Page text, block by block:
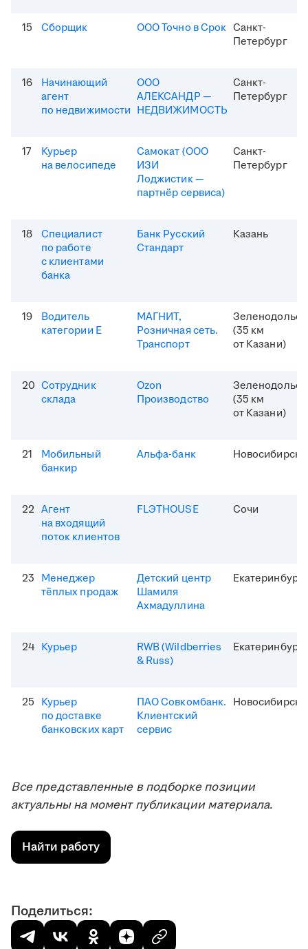
15 Сборщик ООО Точно в Срок Санкт-
Петербург
16
Начинающий
агент
по недвижимости
ООО
АЛЕКСАНДР —
НЕДВИЖИМОСТЬ
Санкт-
Петербург
17
Курьер
на велосипеде
Самокат (ООО
ИЗИ
Лоджистик —
партнёр сервиса)
Санкт-
Петербург
18
Специалист
по работе
с клиентами
банка
Банк Русский
Стандарт
Казань
19
Водитель
категории Е
МАГНИТ,
Розничная сеть.
Транспорт
Зеленодольск
(35 км
от Казани)
20 Сотрудник
склада
Ozon
Производство
Зеленодольск
(35 км
от Казани)
21
Мобильный
банкир
Альфа-банк Новосибирск
22 Агент
на входящий
поток клиентов
FLЭTHOUSE Сочи
23 Менеджер
тёплых продаж
Детский центр
Шамиля
Ахмадуллина
Екатеринбург
24 Курьер
RWB (Wildberries
& Russ)
Екатеринбург
25 Курьер
по доставке
банковских карт
ПАО Совкомбанк.
Клиентский
сервис
Новосибирск
Все представленные в подборке позиции
актуальны на момент публикации материала.
Найти работу
Поделиться: